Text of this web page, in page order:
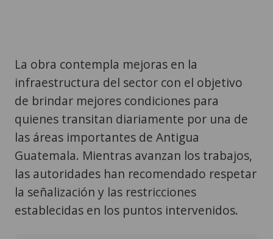
La obra contempla mejoras en la
infraestructura del sector con el objetivo
de brindar mejores condiciones para
quienes transitan diariamente por una de
las áreas importantes de Antigua
Guatemala. Mientras avanzan los trabajos,
las autoridades han recomendado respetar
la señalización y las restricciones
establecidas en los puntos intervenidos.